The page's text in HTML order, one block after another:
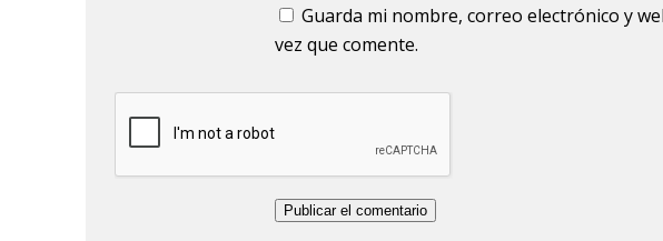
Guarda mi nombre, correo electrónico y
vez que comente.